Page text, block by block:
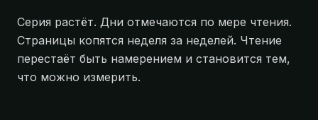
Серия растёт. Дни отмечаются по мере чтения.
Страницы копятся неделя за неделей. Чтение
перестаёт быть намерением и становится тем,
что можно измерить.